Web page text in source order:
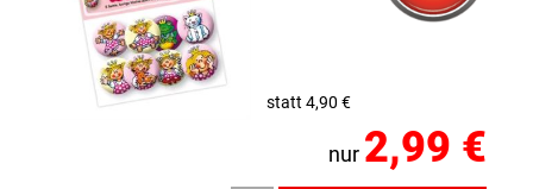
statt 4,90 €
nur 2,99 €